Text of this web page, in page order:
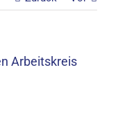
Arbeitskreis